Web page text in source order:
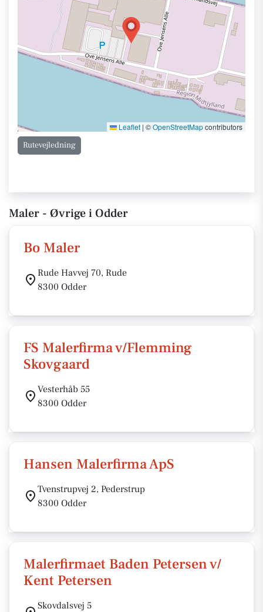
Leaflet | ©OpenStreetMapcontributors
Rutevejledning
Maler - Øvrige i Odder
Bo Maler
Rude Havvej 70, Rude
8300 Odder
FS Malerfirma v/Flemming
Skovgaard
Vesterhåb 55
8300 Odder
Hansen Malerfirma ApS
Tvenstrupvej 2, Pederstrup
8300 Odder
Malerfirmaet Baden Petersen v/
Kent Petersen
Skovdalsvej 5